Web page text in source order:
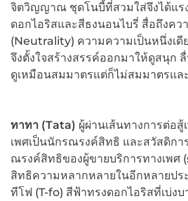
จิตวิญญาณ ชุดโนบี้ที่สวมใส่จึงได้แร
ดอกไอริสและสีธงนอนไบรี่ สื่อถึงคว
(Neutrality) ความความเป็นหนึ่งเดี
จึงตั้งใจสร้างสรรค์ออกมาให้ดูสนุก
ดูเหมือนสมมาตรแต่ก็ไม่สมมาตรแล
ทาทา (Tata) ผู้ผ่านเส้นทางการต่อสู้
เพศเป็นนักรณรงค์สิทธิ และสวัสดิกา
ณรงค์สิทธิของผู้ขายบริการทางเพศ
สิทธิความหลากหลายในอีกหลายปร
ทีโฟ (T-fo) สีฟ้าทรงดอกไอริสที่เบ่ง